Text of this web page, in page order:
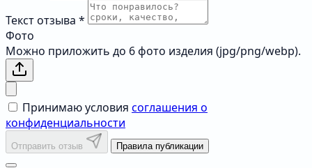
Текст отзыва *
Фото
Можно приложить до 6 фото изделия (jpg/png/webp).
Принимаю условия соглашения о
конфиденциальности
Отправить отзыв Правила публикации